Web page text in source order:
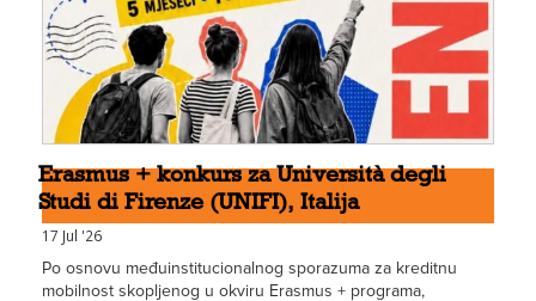
Erasmus + konkurs za Università degli
Studi di Firenze (UNIFI), Italija
17 Jul '26
Po osnovu međuinstitucionalnog sporazuma za kreditnu
mobilnost skopljenog u okviru Erasmus + programa,